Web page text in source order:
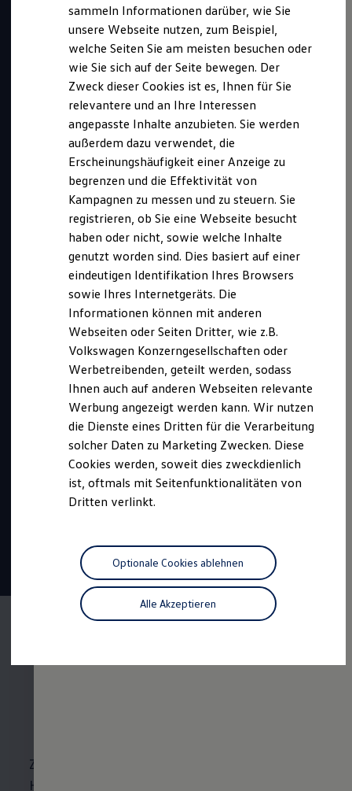
Kurz notiert
Dieses duale Studium bieten wir an in:
Wolfsburg
Abschluss:Bachelor of Science (B. Sc.)
Benötigte Abiturnote:mind. 2,7
Bewerbungszeitraum:
01.08.2026 bis 30.04.2027
Beginn: August 2027
Dauer:4 Jahre
22 TageUrlaub
Tariflich geregelteÜbernahme
Der duale
Zu den wichtigsten Trends in Industrie und
Handel gehören die zunehmende arbeitsteilige
sammeln Informationen darüber, wie Sie
unsere Webseite nutzen, zum Beispiel,
welche Seiten Sie am meisten besuchen oder
wie Sie sich auf der Seite bewegen. Der
Zweck dieser Cookies ist es, Ihnen für Sie
relevantere und an Ihre Interessen
angepasste Inhalte anzubieten. Sie werden
außerdem dazu verwendet, die
Erscheinungshäufigkeit einer Anzeige zu
begrenzen und die Effektivität von
Kampagnen zu messen und zu steuern. Sie
registrieren, ob Sie eine Webseite besucht
haben oder nicht, sowie welche Inhalte
genutzt worden sind. Dies basiert auf einer
eindeutigen Identifikation Ihres Browsers
sowie Ihres Internetgeräts. Die
Informationen können mit anderen
Webseiten oder Seiten Dritter, wie z.B.
Volkswagen Konzerngesellschaften oder
Werbetreibenden, geteilt werden, sodass
Ihnen auch auf anderen Webseiten relevante
Werbung angezeigt werden kann. Wir nutzen
die Dienste eines Dritten für die Verarbeitung
solcher Daten zu Marketing Zwecken. Diese
Cookies werden, soweit dies zweckdienlich
ist, oftmals mit Seitenfunktionalitäten von
Dritten verlinkt.
Alle Akzeptieren
Optionale Cookies ablehnen